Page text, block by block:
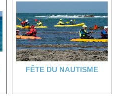
FÊTE DU NAUTISME